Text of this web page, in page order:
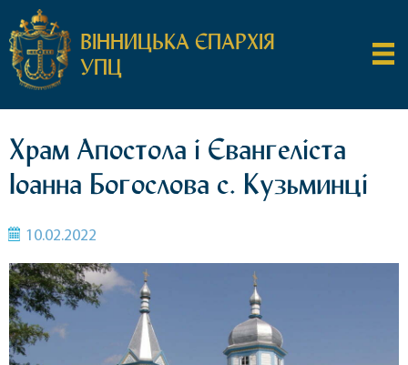
ВІННИЦЬКА ЄПАРХІЯ
УПЦ
Храм Апостола і Євангеліста
Іоанна Богослова с. Кузьминці
10.02.2022